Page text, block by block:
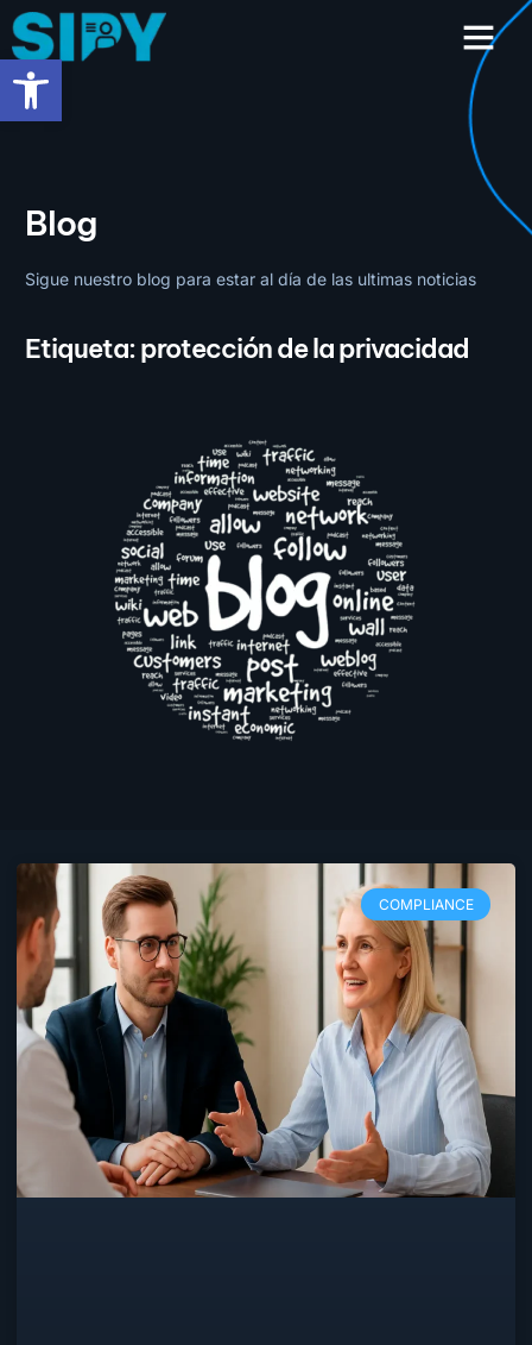
contenido
Blog
Sigue nuestro blog para estar al día de las ultimas noticias
Etiqueta: protección de la privacidad
COMPLIANCE
Abrir barra de herramientas